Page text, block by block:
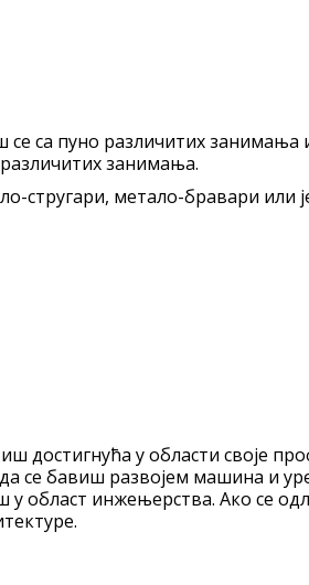
са пуно различитих
занимања.
стругари, метало-бравари
у области своје
се бавиш развојем машина и
инжењерства. Ако се